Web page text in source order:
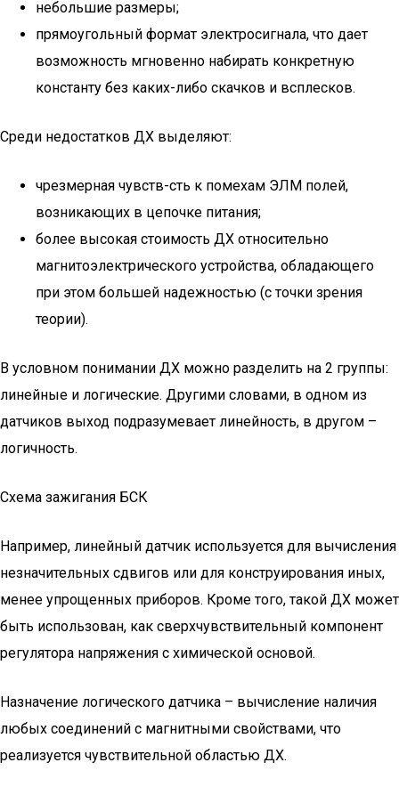
небольшие размеры;
прямоугольный формат электросигнала, что дает
возможность мгновенно набирать конкретную
константу без каких-либо скачков и всплесков.
Среди недостатков ДХ выделяют:
чрезмерная чувств-сть к помехам ЭЛМ полей,
возникающих в цепочке питания;
более высокая стоимость ДХ относительно
магнитоэлектрического устройства, обладающего
при этом большей надежностью (с точки зрения
теории).
В условном понимании ДХ можно разделить на 2 группы:
линейные и логические. Другими словами, в одном из
датчиков выход подразумевает линейность, в другом –
логичность.
Схема зажигания БСК
Например, линейный датчик используется для вычисления
незначительных сдвигов или для конструирования иных,
менее упрощенных приборов. Кроме того, такой ДХ может
быть использован, как сверхчувствительный компонент
регулятора напряжения с химической основой.
Назначение логического датчика – вычисление наличия
любых соединений с магнитными свойствами, что
реализуется чувствительной областью ДХ.